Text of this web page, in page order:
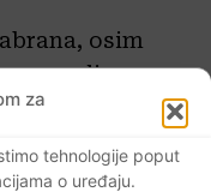
za
tehnologije poput
o uređaju.
osim
pozadinu.
sudski spor
u